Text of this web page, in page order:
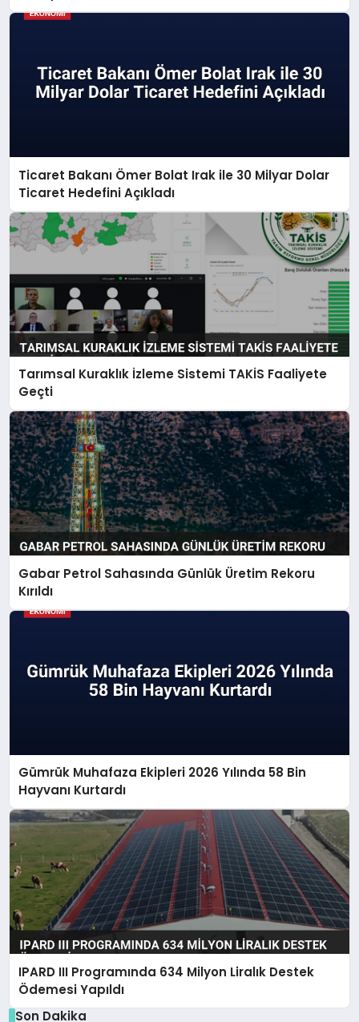
Ticaret Bakanı Ömer Bolat Irak ile 30 Milyar Dolar
Ticaret Hedefini Açıkladı
Tarımsal Kuraklık İzleme Sistemi TAKİS Faaliyete
Geçti
Gabar Petrol Sahasında Günlük Üretim Rekoru
Kırıldı
Gümrük Muhafaza Ekipleri 2026 Yılında 58 Bin
Hayvanı Kurtardı
IPARD III Programında 634 Milyon Liralık Destek
Ödemesi Yapıldı
Son Dakika